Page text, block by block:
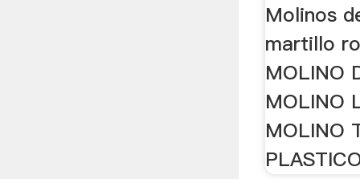
Molinos
martillo
MOLINO
MOLINO
MOLINO